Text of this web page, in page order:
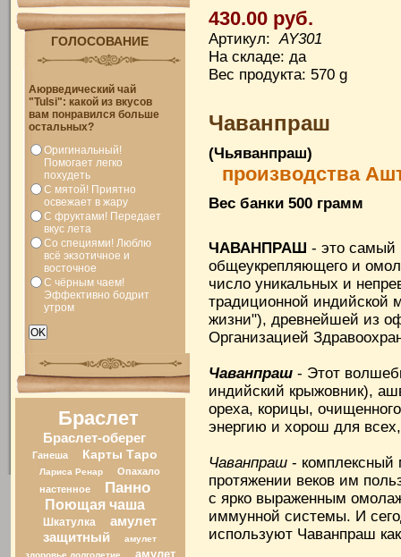
ГОЛОСОВАНИЕ
Аюрведический чай
"Tulsi": какой из вкусов
вам понравился больше
остальных?
Оригинальный!
Помогает легко
похудеть
С мятой! Приятно
освежает в жару
С фруктами! Передает
вкус лета
Со специями! Люблю
всё экзотичное и
восточное
С чёрным чаем!
Эффективно бодрит
утром
Браслет
Браслет-оберег
Ганеша Карты Таро
Лариса Ренар
Опахало
настенное
Панно
Поющая чаша
Шкатулка
амулет
защитный
амулет
здоровье долголетие
амулет
430.00 руб.
Артикул: AY301
На складе: да
Вес продукта: 570 g
Чаванпраш
(Чьяванпраш)
производства
Вес банки 500 грамм
ЧАВАНПРАШ - это самый
общеукрепляющего и
число уникальных и
традиционной индийской
жизни"), древнейшей из
Организацией
Чаванпраш- Этот
индийский крыжовник),
ореха, корицы,
энергию и хорош для
Чаванпраш- комплексный
протяжении веков им
с ярко выраженным
иммунной системы. И
используют Чаванпраш